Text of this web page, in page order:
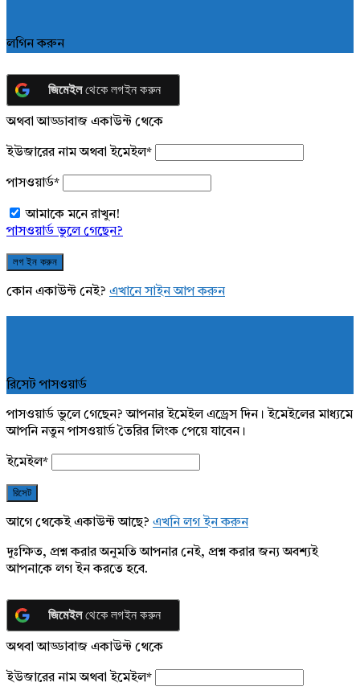
লগিন করুন
জিমেইলথেকে লগইন করুন
অথবা আড্ডাবাজ একাউন্ট থেকে
ইউজারের নাম অথবা ইমেইল*
পাসওয়ার্ড*
আমাকে মনে রাখুন!
পাসওয়ার্ড ভুলে গেছেন?
কোন একাউন্ট নেই? এখানে সাইন আপ করুন
রিসেট পাসওয়ার্ড
পাসওয়ার্ড ভুলে গেছেন? আপনার ইমেইল এড্রেস দিন। ইমেইলের মাধ্যমে
আপনি নতুন পাসওয়ার্ড তৈরির লিংক পেয়ে যাবেন।
ইমেইল*
আগে থেকেই একাউন্ট আছে? এখনি লগ ইন করুন
দুঃক্ষিত, প্রশ্ন করার অনুমতি আপনার নেই, প্রশ্ন করার জন্য অবশ্যই
আপনাকে লগ ইন করতে হবে.
জিমেইলথেকে লগইন করুন
অথবা আড্ডাবাজ একাউন্ট থেকে
ইউজারের নাম অথবা ইমেইল*